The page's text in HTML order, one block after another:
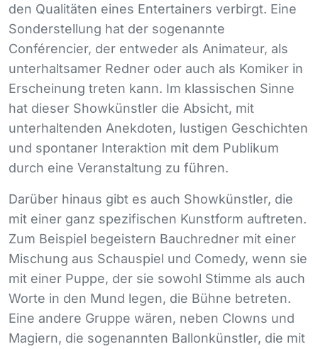
den Qualitäten eines Entertainers verbirgt. Eine
Sonderstellung hat der sogenannte
Conférencier, der entweder als Animateur, als
unterhaltsamer Redner oder auch als Komiker in
Erscheinung treten kann. Im klassischen Sinne
hat dieser Showkünstler die Absicht, mit
unterhaltenden Anekdoten, lustigen Geschichten
und spontaner Interaktion mit dem Publikum
durch eine Veranstaltung zu führen.
Darüber hinaus gibt es auch Showkünstler, die
mit einer ganz spezifischen Kunstform auftreten.
Zum Beispiel begeistern Bauchredner mit einer
Mischung aus Schauspiel und Comedy, wenn sie
mit einer Puppe, der sie sowohl Stimme als auch
Worte in den Mund legen, die Bühne betreten.
Eine andere Gruppe wären, neben Clowns und
Magiern, die sogenannten Ballonkünstler, die mit